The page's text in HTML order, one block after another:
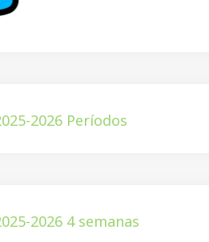
2026 Períodos
2026 4 semanas